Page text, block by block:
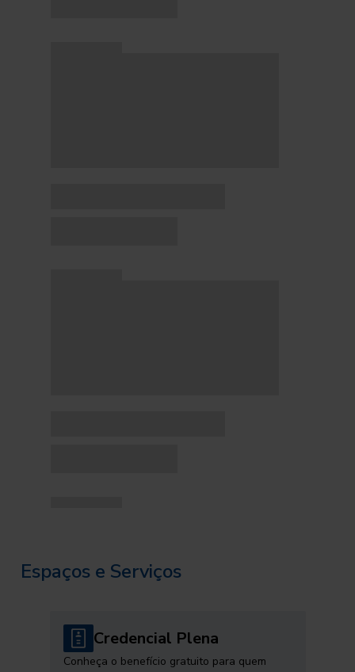
Espaços e Serviços
Credencial Plena
Conheça o benefício gratuito para quem